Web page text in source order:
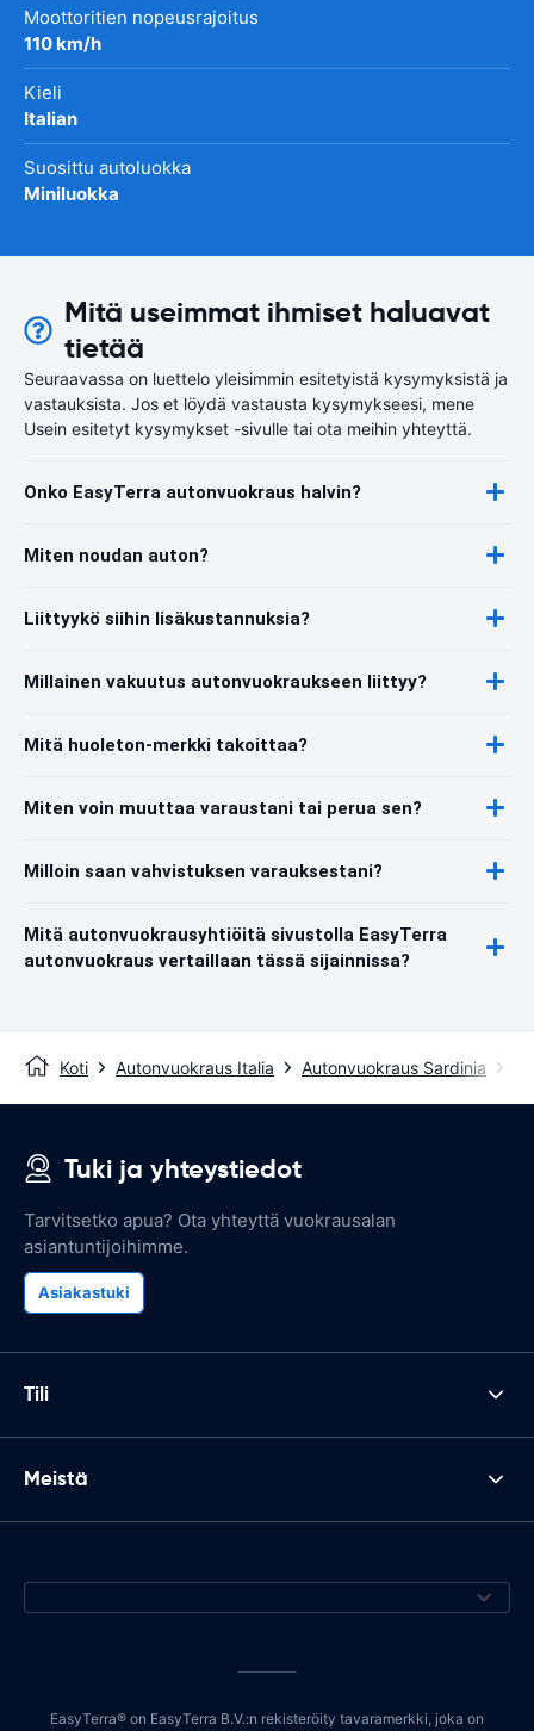
Moottoritien nopeusrajoitus
110 km/h
Kieli
Italian
Suosittu autoluokka
Miniluokka
Mitä useimmat ihmiset haluavat
tietää
Seuraavassa on luettelo yleisimmin esitetyistä kysymyksistä ja
vastauksista. Jos et löydä vastausta kysymykseesi, mene
Usein esitetyt kysymykset -sivulle tai ota meihin yhteyttä.
Onko EasyTerra autonvuokraus halvin?
Miten noudan auton?
Liittyykö siihin lisäkustannuksia?
Millainen vakuutus autonvuokraukseen liittyy?
Mitä huoleton-merkki takoittaa?
Miten voin muuttaa varaustani tai perua sen?
Milloin saan vahvistuksen varauksestani?
Mitä autonvuokrausyhtiöitä sivustolla EasyTerra
autonvuokraus vertaillaan tässä sijainnissa?
Koti Autonvuokraus Italia Autonvuokraus Sardinia
Tuki ja yhteystiedot
Tarvitsetko apua? Ota yhteyttä vuokrausalan
asiantuntijoihimme.
Asiakastuki
Tili
Meistä
EasyTerra® on EasyTerra B.V.:n rekisteröity tavaramerkki, joka on